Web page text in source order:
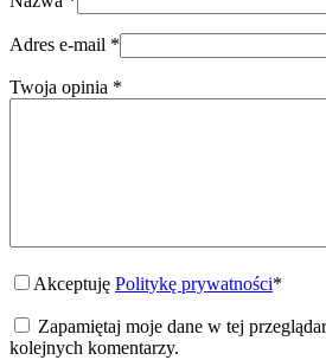
Adres e-mail *
Twoja opinia *
Akceptuję Politykę prywatności*
Zapamiętaj moje dane w tej
kolejnych komentarzy.